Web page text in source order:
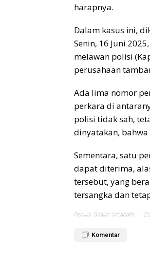
harapnya.
Dalam kasus ini,
Senin, 16 Juni
melawan polisi
perusahaan
Ada lima nomor
perkara di
polisi tidak sah,
dinyatakan,
Sementara, satu
dapat diterima,
tersebut, yang
tersangka dan
Penulis: Ghalim Umabaihi
Komentar